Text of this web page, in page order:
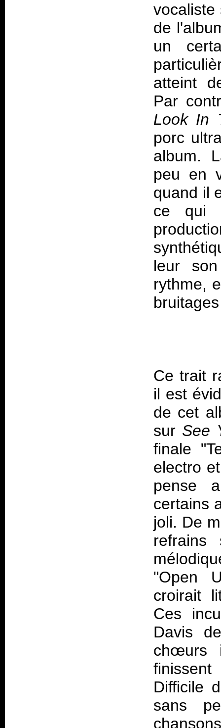
de
un
atteint
Par
Look In
porc
album.
peu en
quand il
ce qui
leur
rythme,
Ce trait
il est
de cet
sur See
finale
electro
pense
certains
joli. De
"Open
croirait
Ces
Davis
chœurs
Difficile
sans